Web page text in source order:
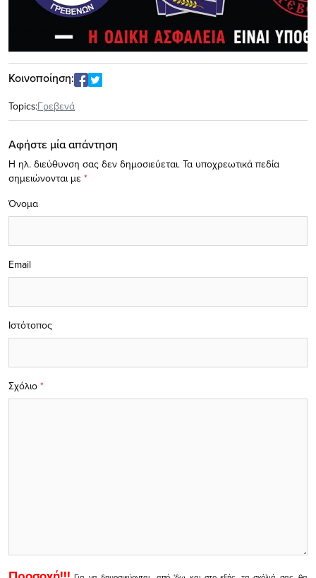
Κοινοποίηση:
Topics:Γρεβενά
Αφήστε μία απάντηση
Η ηλ. διεύθυνση σας δεν δημοσιεύεται. Τα υποχρεωτικά πεδία
σημειώνονται με *
Σχόλιο *
Όνομα
Email
Ιστότοπος